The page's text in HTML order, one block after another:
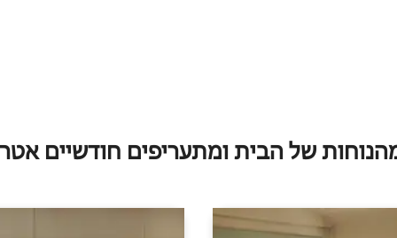
של הבית ומתעריפים חודשיים